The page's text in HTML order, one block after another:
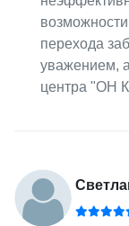
перехода
уважением,
центра "ОН